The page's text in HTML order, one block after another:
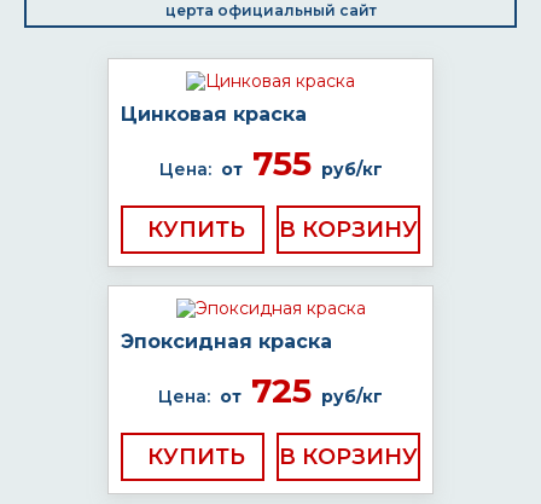
церта официальный сайт
Цинковая краска
Цена: от755 руб/кг
КУПИТЬ
Эпоксидная краска
Цена: от 725 руб/кг
КУПИТЬ